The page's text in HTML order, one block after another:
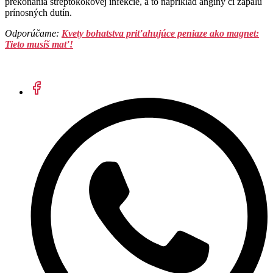
prínosných dutín.
Odporúčame: Kvety bohatstva priťahujúce peniaze ako magnet:
Tieto musíš mať!